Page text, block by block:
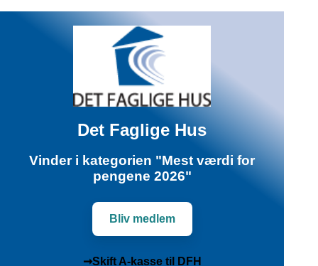
Det Faglige Hus
Vinder i kategorien "Mest værdi for
pengene 2026"
Bliv medlem
➞Skift A-kasse til DFH